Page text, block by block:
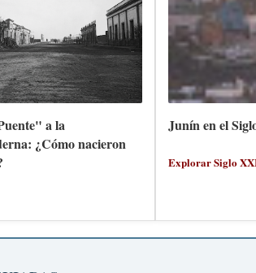
a la
¿Cómo nacieron
Junín en el
Explorar Siglo